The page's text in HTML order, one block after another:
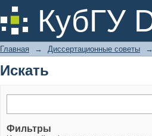
КубГУ
Искать
Главная → Диссертационные советы →
Искать
Фильтры